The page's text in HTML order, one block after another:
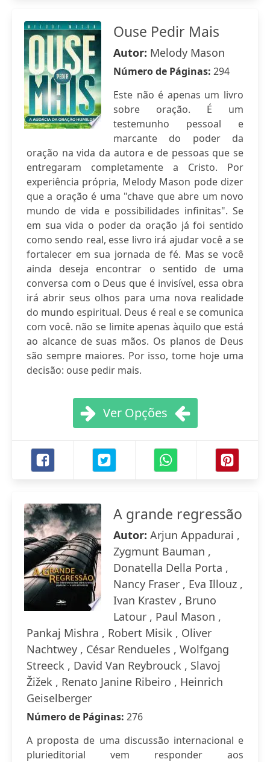
Ouse Pedir Mais
Autor: Melody Mason
Número de Páginas: 294
Este não é apenas um livro
sobre oração. É um
testemunho pessoal e
marcante do poder da
oração na vida da autora e de pessoas que se
entregaram completamente a Cristo. Por
experiência própria, Melody Mason pode dizer
que a oração é uma "chave que abre um novo
mundo de vida e possibilidades infinitas". Se
em sua vida o poder da oração já foi sentido
como sendo real, esse livro irá ajudar você a se
fortalecer em sua jornada de fé. Mas se você
ainda deseja encontrar o sentido de uma
conversa com o Deus que é invisível, essa obra
irá abrir seus olhos para uma nova realidade
do mundo espiritual. Deus é real e se comunica
com você. não se limite apenas àquilo que está
ao alcance de suas mãos. Os planos de Deus
são sempre maiores. Por isso, tome hoje uma
decisão: ouse pedir mais.
Ver Opções
A grande regressão
Autor: Arjun Appadurai ,
Zygmunt Bauman ,
Donatella Della Porta ,
Nancy Fraser , Eva Illouz ,
Ivan Krastev , Bruno
Latour , Paul Mason ,
Pankaj Mishra , Robert Misik , Oliver
Nachtwey , César Rendueles , Wolfgang
Streeck , David Van Reybrouck , Slavoj
Žižek , Renato Janine Ribeiro , Heinrich
Geiselberger
Número de Páginas: 276
A proposta de uma discussão internacional e
plurieditorial vem responder aos